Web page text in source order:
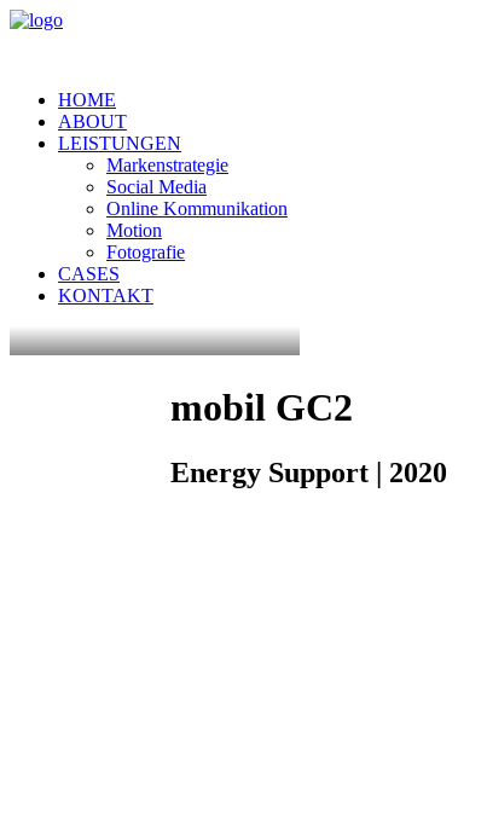
HOME
ABOUT
LEISTUNGEN
Markenstrategie
Social Media
Online Kommunikation
Motion
Fotografie
CASES
KONTAKT
mobil GC2
Energy Support | 2020